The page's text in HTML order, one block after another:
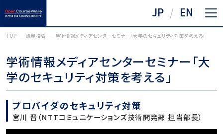
JP EN
TOP 講義検索 学術情報メディアセンターセミナー「大学のセキュリティ対策を考える」
学術情報メディアセンターセミナー「大
学のセキュリティ対策を考える」
プロバイダのセキュリティ対策
宮川 晋（NTTコミュニケーションズ技術開発部 担当部長）